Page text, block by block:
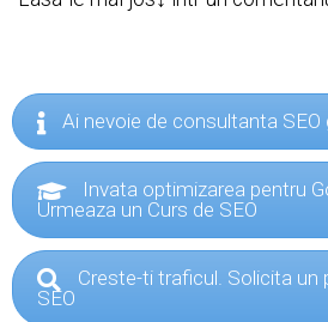
Ai nevoie de consultanta SEO
Invata optimizarea pentru
Urmeaza un Curs de SEO
Creste-ti traficul. Solicita un
SEO